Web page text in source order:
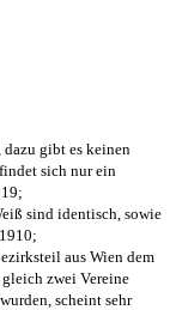
gibt es keinen
sich nur ein
;
sind identisch, sowie
;
aus Wien dem
zwei Vereine
scheint sehr